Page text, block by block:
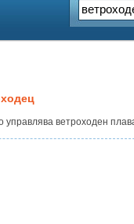
управлява ветроходен